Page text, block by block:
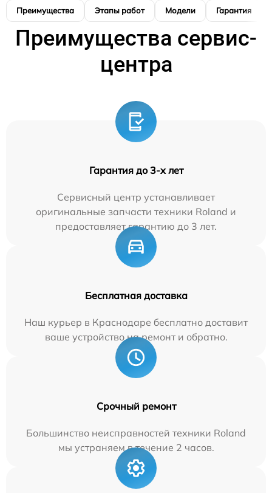
Преимущества Этапы работ Модели Гарантия
Преимущества сервис-
центра
Гарантия до 3-х лет
Сервисный центр устанавливает
оригинальные запчасти техники Roland и
предоставляет гарантию до 3 лет.
Бесплатная доставка
Наш курьер в Краснодаре бесплатно доставит
ваше устройство на ремонт и обратно.
Срочный ремонт
Большинство неисправностей техники Roland
мы устраняем в течение 2 часов.